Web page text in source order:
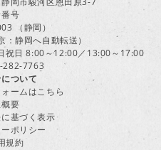
号
（静岡）
静岡へ自動転送）
日 8:00～12:00／13:00～17:00
282-7763
ついて
ームはこちら
要
基づく表示
ポリシー
規約